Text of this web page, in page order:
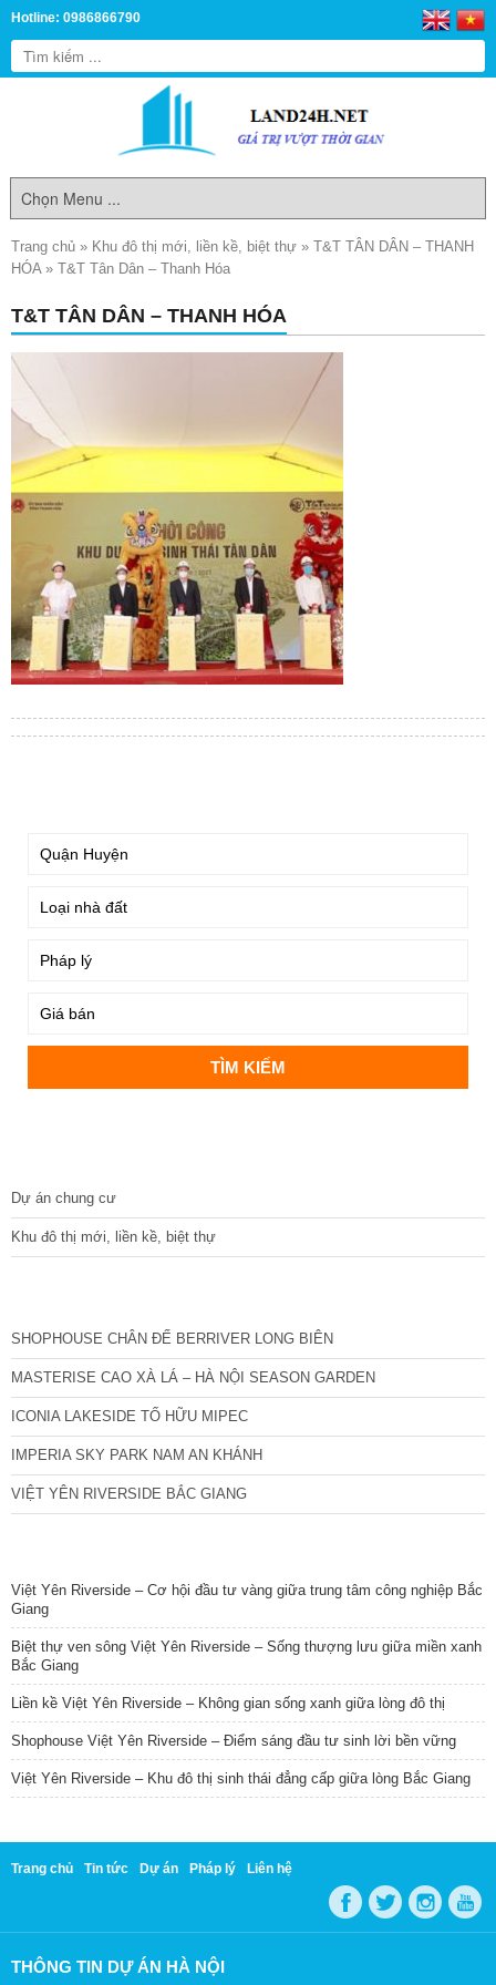
Hotline: 0986866790
Trang chủ » Khu đô thị mới, liền kề, biệt thự » T&T TÂN DÂN – THANH
HÓA» T&T Tân Dân – Thanh Hóa
T&T TÂN DÂN – THANH HÓA
Dự án chung cư
Khu đô thị mới, liền kề, biệt thự
SHOPHOUSE CHÂN ĐẾ BERRIVER LONG BIÊN
MASTERISE CAO XÀ LÁ – HÀ NỘI SEASON GARDEN
ICONIA LAKESIDE TỐ HỮU MIPEC
IMPERIA SKY PARK NAM AN KHÁNH
VIỆT YÊN RIVERSIDE BẮC GIANG
Việt Yên Riverside – Cơ hội đầu tư vàng giữa trung tâm công nghiệp Bắc
Giang
Biệt thự ven sông Việt Yên Riverside – Sống thượng lưu giữa miền xanh
Bắc Giang
Liền kề Việt Yên Riverside – Không gian sống xanh giữa lòng đô thị
Shophouse Việt Yên Riverside – Điểm sáng đầu tư sinh lời bền vững
Việt Yên Riverside – Khu đô thị sinh thái đẳng cấp giữa lòng Bắc Giang
Trang chủ Tin tức Dự án Pháp lý Liên hệ
THÔNG TIN DỰ ÁN HÀ NỘI